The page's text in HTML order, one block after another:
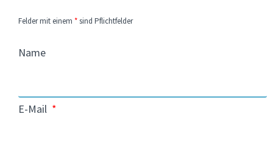
Felder mit einem *sind Pflichtfelder
Name
E-Mail